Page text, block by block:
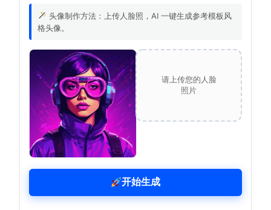
头像制作方法：上传人脸照，AI 一键生成参考模板风
格头像。
请上传您的人脸
照片
开始生成